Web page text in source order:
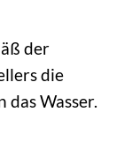
der
die
das Wasser.